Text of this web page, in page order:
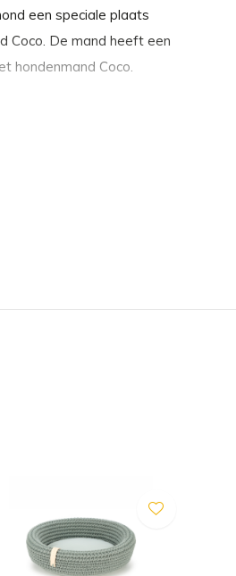
een speciale plaats
Coco. De mand heeft een
hondenmand Coco.
worden. Het kussen mag